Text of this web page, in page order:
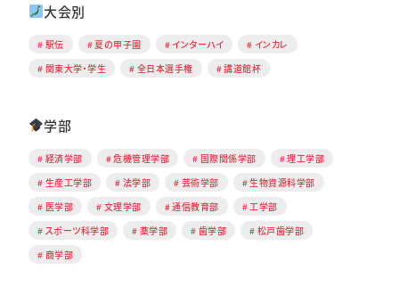
大会別
駅伝 夏の甲子園 インターハイ
インカレ
関東大学・学生
全日本選手権 講道館杯
学部
経済学部 危機管理学部 国際関係学部
理工学部
生産工学部
法学部 芸術学部
生物資源科学部
医学部
文理学部 通信教育部
工学部
スポーツ科学部
薬学部 歯学部
松戸歯学部
商学部